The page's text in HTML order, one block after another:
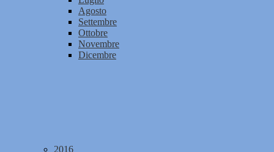
Agosto
Settembre
Ottobre
Novembre
Dicembre
2016